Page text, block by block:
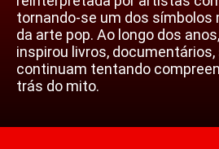
tornando-se um dos símbolos
da arte pop. Ao longo dos
inspirou livros,
continuam tentando
trás do mito.